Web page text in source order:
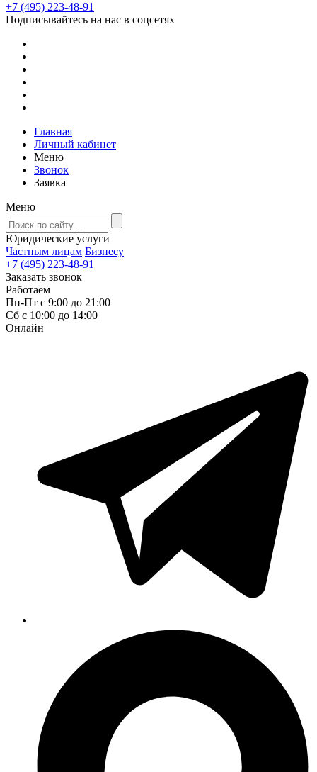
+7 (495) 223-48-91
Подписывайтесь на нас в соцсетях
Главная
Личный кабинет
Меню
Звонок
Заявка
Меню
Юридические услуги
Частным лицам Бизнесу
+7 (495) 223-48-91
Заказать звонок
Работаем
Пн-Пт с 9:00 до 21:00
Сб с 10:00 до 14:00
Онлайн